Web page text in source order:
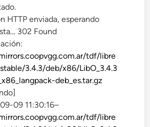
HTTP enviada, esperando
302 Found
tdf/libre
3.4.3/deb/x86/LibO_3.4.3
deb_es.tar.gz
09 11:30:16–
tdf/libre